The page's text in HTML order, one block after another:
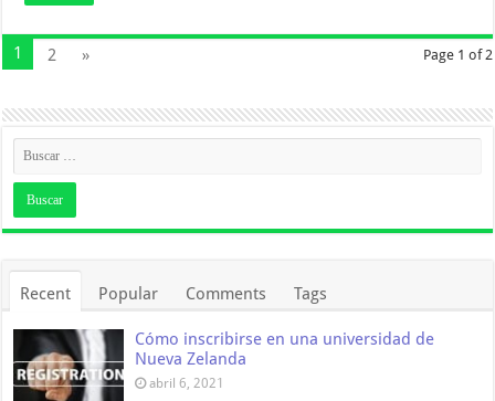
Page 1 of 2
1 2 »
Recent Popular Comments Tags
Cómo inscribirse en una universidad de
Nueva Zelanda
abril 6, 2021